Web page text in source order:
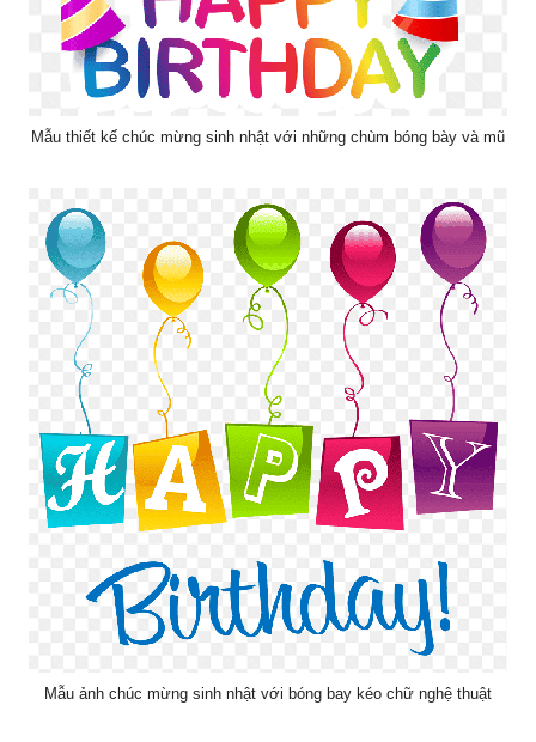
Mẫu thiết kế chúc mừng sinh nhật với những chùm bóng bày và mũ
Mẫu ảnh chúc mừng sinh nhật với bóng bay kéo chữ nghệ thuật